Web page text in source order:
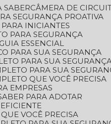
SABER
CÂMERA DE
SEGURANÇA PROATIVA
INICIANTES
PARA SEGURANÇA
ESSENCIAL
PARA SUA SEGURANÇA
PARA SUA
PARA SUA
QUE VOCÊ PRECISA
EMPRESAS
PARA ADOTAR
VOCÊ PRECISA